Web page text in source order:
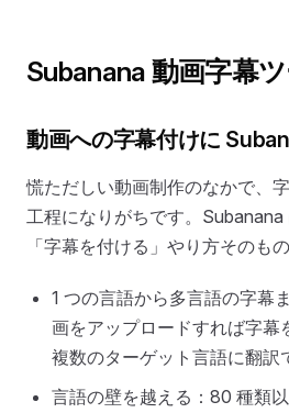
Subanana 動画字幕
動画への字幕付けに
慌ただしい動画制作のなかで、
工程になりがちです。Subanana
「字幕を付ける」やり方そのも
1 つの言語から多言語の字幕
画をアップロードすれば字幕
複数のターゲット言語に翻訳
言語の壁を越える：80 種類